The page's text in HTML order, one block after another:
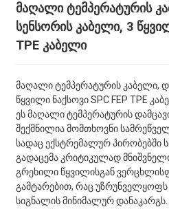
მაღალი ტემპერატურის
სენსორის კაბელი, 3
TPE კაბელი
მაღალი ტემპერატურის კაბელი,
წყვილი ნაქსოვი SPC FEP TPE
ეს მაღალი ტემპერატურის
შექმნილია მომთხოვნი
სადაც ექსტრემალურ პირობებში
გადაცემა კრიტიკულად
გრეხილი წყვილისგან
გამტარებით, რაც უზრუნველყოფს
სიგნალის მინიმალურ